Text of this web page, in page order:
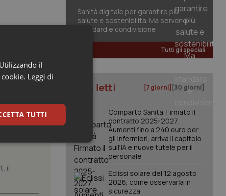
e
il
Sanità digitale per garantire più
salute e sostenibilità. Ma servono
standard e condivisione
Tutti gli speciali
I più letti [7 giorni] [30 giorni]
Comparto Sanità. Firmato il
contratto 2025-2027.
Aumenti fino a 240 euro per
gli infermieri, arriva il capitolo
sull'IA e nuove tutele per il
personale
Eclissi solare del 12 agosto
2026, come osservarla in
sicurezza
il
Leggi di
TUTTI